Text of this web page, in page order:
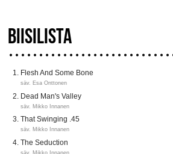
BIISILISTA
Flesh And Some Bone
säv. Esa Onttonen
Dead Man's Valley
säv. Mikko Innanen
That Swinging .45
säv. Mikko Innanen
The Seduction